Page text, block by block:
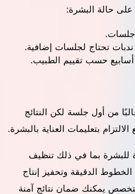
حالة البشرة:
تحتاج لجلسات إضافية.
من أول جلسة لكن النتائج
بتعليمات العناية بالبشرة.
للبشرة بما في ذلك تنظيف
الدقيقة وتحفيز إنتاج
يمكنك ضمان نتائج آمنة